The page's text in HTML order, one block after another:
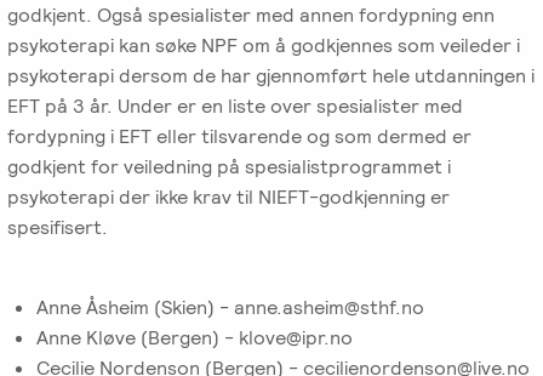
godkjent. Også spesialister med annen fordypning enn
psykoterapi kan søke NPF om å godkjennes som veileder i
psykoterapi dersom de har gjennomført hele utdanningen i
EFT på 3 år. Under er en liste over spesialister med
fordypning i EFT eller tilsvarende og som dermed er
godkjent for veiledning på spesialistprogrammet i
psykoterapi der ikke krav til NIEFT-godkjenning er
spesifisert.
Anne Åsheim (Skien) - anne.asheim@sthf.no
Anne Kløve (Bergen) - klove@ipr.no
Cecilie Nordenson (Bergen) - cecilienordenson@live.no